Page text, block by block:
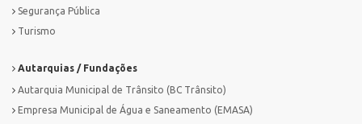
Segurança Pública
Turismo
Autarquias / Fundações
Autarquia Municipal de Trânsito (BC Trânsito)
Empresa Municipal de Água e Saneamento (EMASA)